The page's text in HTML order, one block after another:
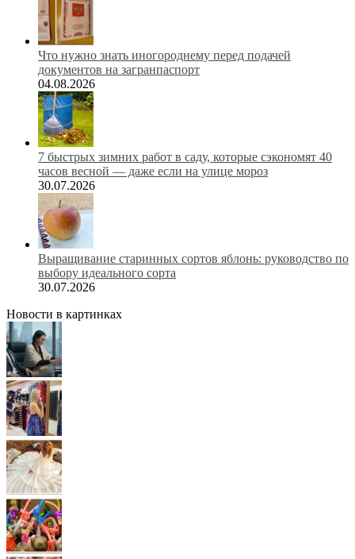
Что нужно знать иногороднему перед подачей
документов на загранпаспорт
04.08.2026
7 быстрых зимних работ в саду, которые сэкономят 40
часов весной — даже если на улице мороз
30.07.2026
Выращивание старинных сортов яблонь: руководство по
выбору идеального сорта
30.07.2026
Новости в картинках